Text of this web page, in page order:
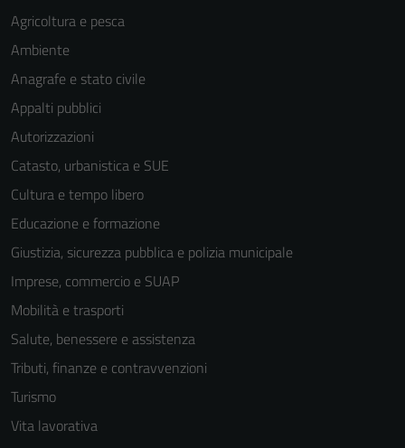
Agricoltura e pesca
Ambiente
Anagrafe e stato civile
Appalti pubblici
Autorizzazioni
Catasto, urbanistica e SUE
Cultura e tempo libero
Educazione e formazione
Giustizia, sicurezza pubblica e polizia municipale
Imprese, commercio e SUAP
Mobilità e trasporti
Salute, benessere e assistenza
Tributi, finanze e contravvenzioni
Turismo
Vita lavorativa